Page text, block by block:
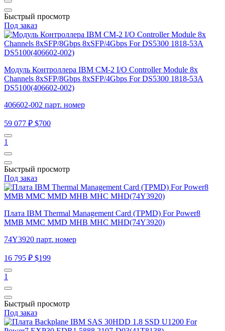
Быстрый просмотр
Под заказ
Модуль Контроллера IBM CM-2 I/O Controller Module 8x
Channels 8xSFP/8Gbps 8xSFP/4Gbps For DS5300 1818-53A
DS5100(406602-002)
406602-002 парт. номер
59 077 ₽ $700
1
Быстрый просмотр
Под заказ
Плата IBM Thermal Management Card (TPMD) For Power8
MMB MMC MMD MHB MHC MHD(74Y3920)
74Y3920 парт. номер
16 795 ₽ $199
1
Быстрый просмотр
Под заказ